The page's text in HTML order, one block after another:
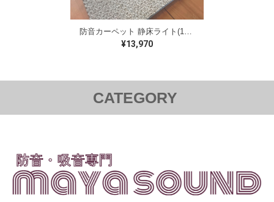
¥13,970
CATEGORY
額貼りグラスウール
かんたん防音パネル かんたん防音ブース
防音パネル プロ ピアノ背面用防音パネル